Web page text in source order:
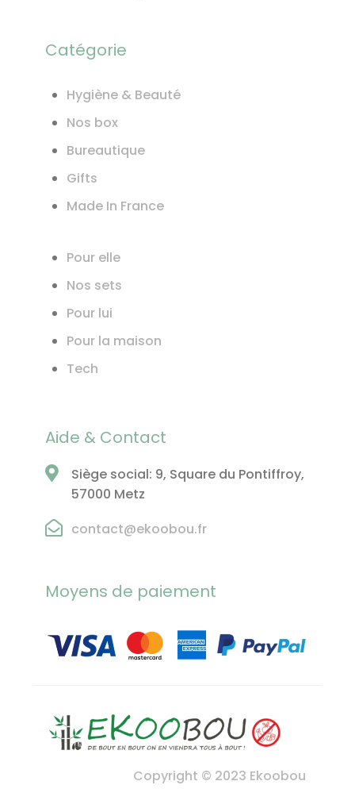
Catégorie
Hygiène & Beauté
Nos box
Bureautique
Gifts
Made In France
Pour elle
Nos sets
Pour lui
Pour la maison
Tech
Aide & Contact
Siège social: 9, Square du Pontiffroy,
57000 Metz
contact@ekoobou.fr
Moyens de paiement
Copyright © 2023 Ekoobou